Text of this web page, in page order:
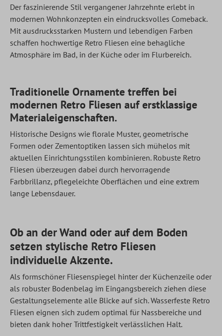
Der faszinierende Stil vergangener Jahrzehnte erlebt in
modernen Wohnkonzepten ein eindrucksvolles Comeback.
Mit ausdrucksstarken Mustern und lebendigen Farben
schaffen hochwertige Retro Fliesen eine behagliche
Atmosphäre im Bad, in der Küche oder im Flurbereich.
Traditionelle Ornamente treffen bei
modernen Retro Fliesen auf erstklassige
Materialeigenschaften.
Historische Designs wie florale Muster, geometrische
Formen oder Zementoptiken lassen sich mühelos mit
aktuellen Einrichtungsstilen kombinieren. Robuste Retro
Fliesen überzeugen dabei durch hervorragende
Farbbrillanz, pflegeleichte Oberflächen und eine extrem
lange Lebensdauer.
Ob an der Wand oder auf dem Boden
setzen stylische Retro Fliesen
individuelle Akzente.
Als formschöner Fliesenspiegel hinter der Küchenzeile oder
als robuster Bodenbelag im Eingangsbereich ziehen diese
Gestaltungselemente alle Blicke auf sich. Wasserfeste Retro
Fliesen eignen sich zudem optimal für Nassbereiche und
bieten dank hoher Trittfestigkeit verlässlichen Halt.